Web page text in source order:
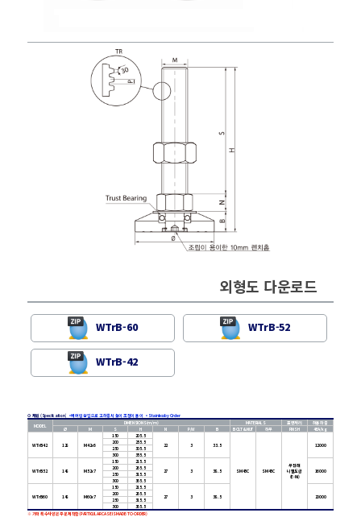
외형도 다운로드
WTrB-60 WTrB-52
WTrB-42
⊙ 제원 (Specifcation) •베어링 삽입으로 고하중시 높이 조정이 용이• Stainless by Order
MODEL
DIMENSIONS(m/m) MATERIALS 표면처리
허용하중
Ø
M S H N P/W B BOLT&NUT 하부 FINSH 4EA/kg
WTrB42 128 M42x6
150
205.5
22
3 33.5
SM45C SM45C
무전해
니켈도금
(E-Ni)
12000
200
255.5
250
305.5
300
355.5
WTrB52 148 M52x7
150
215.5
27
3 38.5 16000
200
265.5
250
315.5
300
365.5
WTrB60 148 M60x7
150
215.5
27
3 38.5 20000
200
265.5
250
315.5
300
365.5
※ 기타 특수사양은 주문제작함(PARTICULAR CASE IS MADE-TO-ORDER)